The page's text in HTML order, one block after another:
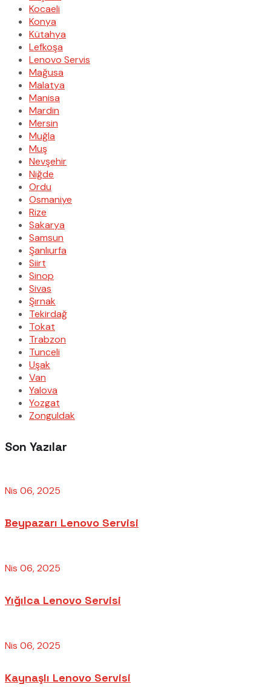
Kocaeli
Konya
Kütahya
Lefkoşa
Lenovo Servis
Mağusa
Malatya
Manisa
Mardin
Mersin
Muğla
Muş
Nevşehir
Niğde
Ordu
Osmaniye
Rize
Sakarya
Samsun
Şanlıurfa
Siirt
Sinop
Sivas
Şırnak
Tekirdağ
Tokat
Trabzon
Tunceli
Uşak
Van
Yalova
Yozgat
Zonguldak
Son Yazılar
Nis 06, 2025
Beypazarı Lenovo Servisi
Nis 06, 2025
Yığılca Lenovo Servisi
Nis 06, 2025
Kaynaşlı Lenovo Servisi